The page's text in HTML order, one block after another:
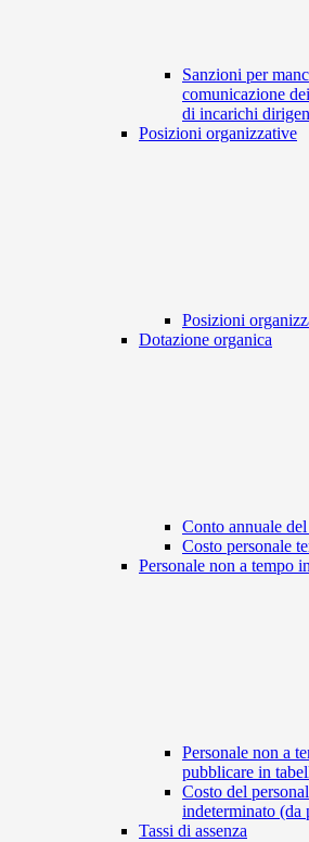
Sanzioni per
comunicazione
di incarichi
Posizioni organizzative
Posizioni
Dotazione organica
Conto annuale
Costo personale
Personale non a tempo
Personale non a
pubblicare in
Costo del
indeterminato (da
Tassi di assenza